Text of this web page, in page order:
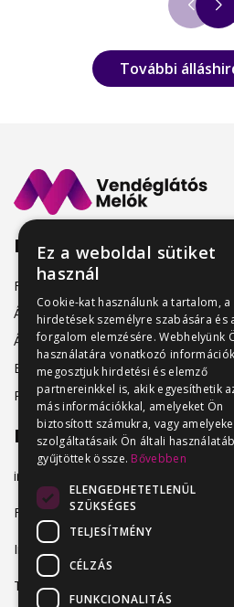
További
Menü
Friss állásajánlatok
Álláshirdetőknek
Álláskeresőknek
Belépés
Regisztráció
Elérhetőség
info@vendeglatosmelok.hu
Facebook
Instagram
TikTok
Ez a weboldal sütiket
használ
Cookie-kat használunk a tartalom, a
hirdetések személyre szabására és
forgalom elemzésére. Webhelyünk
használatára vonatkozó
megosztjuk hirdetési és elemző
partnereinkkel is, akik egyesíthetik
más információkkal, amelyeket Ön
biztosított számukra, vagy
szolgáltatásaik Ön általi
gyűjtöttek össze. Bővebben
ELENGEDHETETLENÜL
SZÜKSÉGES
TELJESÍTMÉNY
CÉLZÁS
FUNKCIONALITÁS